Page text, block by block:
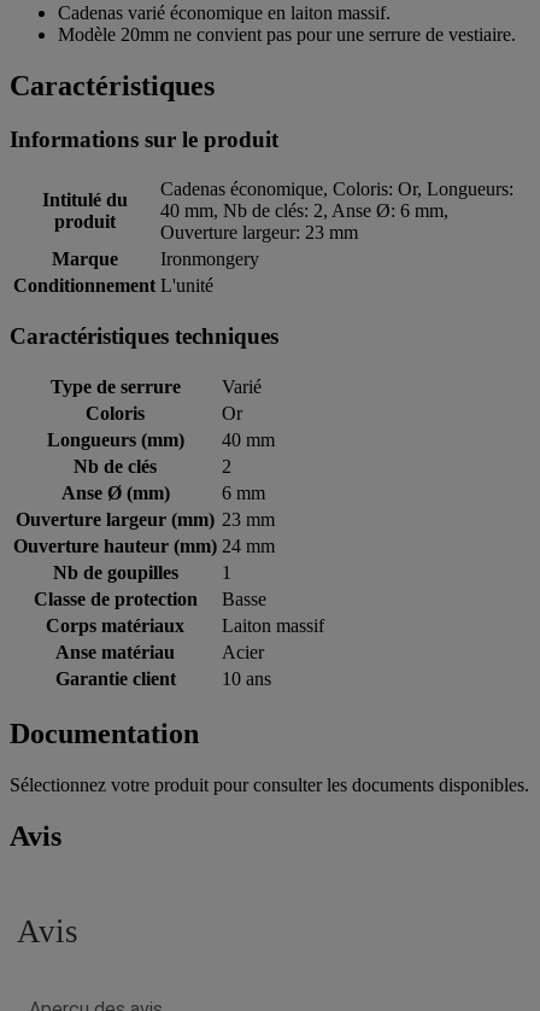
Cadenas varié économique en laiton massif.
Modèle 20mm ne convient pas pour une serrure de vestiaire.
Caractéristiques
Informations sur le produit
Intitulé du
produit
Cadenas économique, Coloris: Or, Longueurs:
40 mm, Nb de clés: 2, Anse Ø: 6 mm,
Ouverture largeur: 23 mm
Marque
Ironmongery
Conditionnement L'unité
Caractéristiques techniques
Type de serrure
Varié
Coloris
Or
Longueurs (mm)
40 mm
Nb de clés
2
Anse Ø (mm)
6 mm
Ouverture largeur (mm) 23 mm
Ouverture hauteur (mm) 24 mm
Nb de goupilles
1
Classe de protection
Basse
Corps matériaux
Laiton massif
Anse matériau
Acier
Garantie client
10 ans
Documentation
Sélectionnez votre produit pour consulter les documents disponibles.
Avis